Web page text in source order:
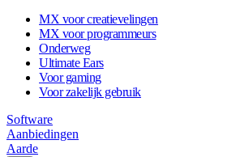
MX voor creatievelingen
MX voor programmeurs
Onderweg
Ultimate Ears
Voor gaming
Voor zakelijk gebruik
Software
Aanbiedingen
Aarde